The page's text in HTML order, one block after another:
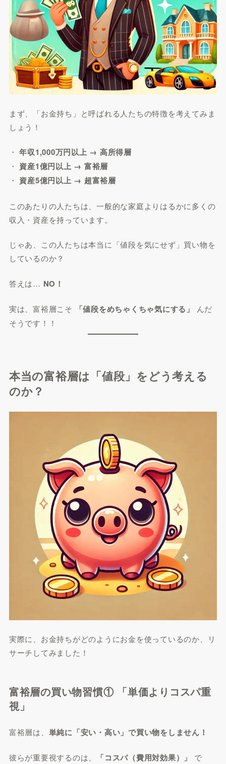
まず、「お金持ち」と呼ばれる人たちの特徴を考えてみま
しょう！
・年収1,000万円以上 → 高所得層
・ 資産1億円以上 → 富裕層
・ 資産5億円以上 → 超富裕層
このあたりの人たちは、一般的な家庭よりはるかに多くの
収入・資産を持っています。
じゃあ、この人たちは本当に「値段を気にせず」買い物を
しているのか？
答えは… NO！
実は、富裕層こそ 「値段をめちゃくちゃ気にする」
んだ
そうです！！
本当の富裕層は「値段」をどう考える
のか？
実際に、お金持ちがどのようにお金を使っているのか、リ
サーチしてみました！
富裕層の買い物習慣① 「単価よりコスパ重
視」
富裕層は、 単純に「安い・高い」で買い物をしません！
彼らが重要視するのは、 「コスパ（費用対効果）」
で